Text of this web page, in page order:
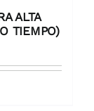
ALTA
TIEMPO)